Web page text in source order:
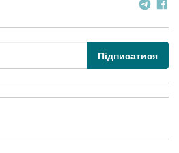
Підписатися